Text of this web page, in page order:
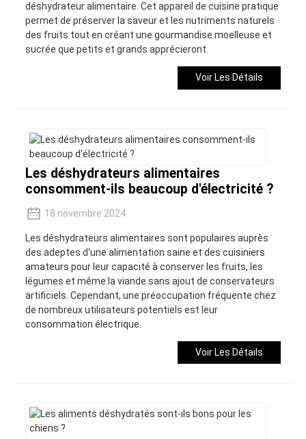
déshydrateur alimentaire. Cet appareil de cuisine pratique
permet de préserver la saveur et les nutriments naturels
des fruits tout en créant une gourmandise moelleuse et
sucrée que petits et grands apprécieront.
Voir Les Détails
Les déshydrateurs alimentaires
consomment-ils beaucoup d'électricité ?
18 novembre 2024
Les déshydrateurs alimentaires sont populaires auprès
des adeptes d'une alimentation saine et des cuisiniers
amateurs pour leur capacité à conserver les fruits, les
légumes et même la viande sans ajout de conservateurs
artificiels. Cependant, une préoccupation fréquente chez
de nombreux utilisateurs potentiels est leur
consommation électrique.
Voir Les Détails